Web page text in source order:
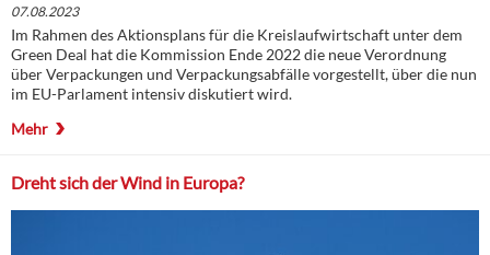
07.08.2023
Im Rahmen des Aktionsplans für die Kreislaufwirtschaft unter dem
Green Deal hat die Kommission Ende 2022 die neue Verordnung
über Verpackungen und Verpackungsabfälle vorgestellt, über die nun
im EU-Parlament intensiv diskutiert wird.
Mehr
Dreht sich der Wind in Europa?